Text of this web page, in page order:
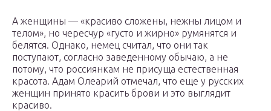
А женщины — «красиво сложены, нежны лицом и
телом», но чересчур «густо и жирно» румянятся и
белятся. Однако, немец считал, что они так
поступают, согласно заведенному обычаю, а не
потому, что россиянкам не присуща естественная
красота. Адам Олеарий отмечал, что еще у русских
женщин принято красить брови и это выглядит
красиво.